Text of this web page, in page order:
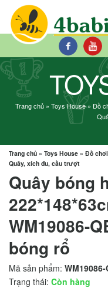
Trang chủ » Toys House» Đồ
Trang chủ » Toys House » Đồ
Quây, xích đu, cầu trượt
Quây bóng
WM19086-
bóng rổ
Mã sản phẩm:
Trạng thái: Còn hàng